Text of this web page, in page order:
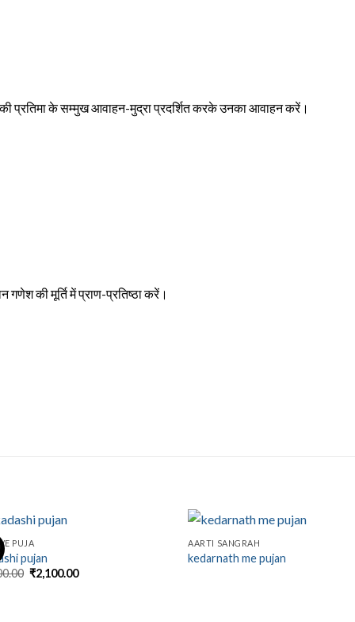
प्रतिमा के सम्मुख आवाहन-मुद्रा प्रदर्शित करके उनका आवाहन करें।
की मूर्ति में प्राण-प्रतिष्ठा करें।
PUJA
pujan
Original
price
₹2,100.00Current
AARTI SANGRAH
kedarnath me pujan